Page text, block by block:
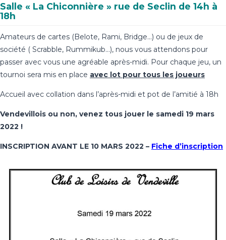
Salle « La Chiconnière » rue de Seclin de 14h à
18h
Amateurs de cartes (Belote, Rami, Bridge…) ou de jeux de
société ( Scrabble, Rummikub…), nous vous attendons pour
passer avec vous une agréable après-midi. Pour chaque jeu, un
tournoi sera mis en place avec lot pour tous les joueurs
Accueil avec collation dans l’après-midi et pot de l’amitié à 18h
Vendevillois ou non, venez tous jouer le samedi 19 mars
2022 !
INSCRIPTION AVANT LE 10 MARS 2022 – Fiche d’inscription